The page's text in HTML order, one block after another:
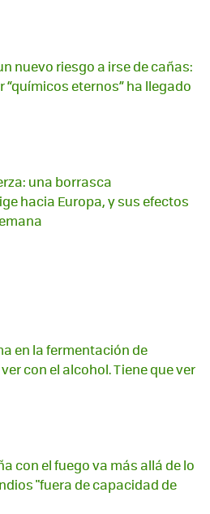
nuevo riesgo a irse de cañas:
eternos” ha llegado
una borrasca
hacia Europa, y sus efectos
en la fermentación de
con el alcohol. Tiene que ver
con el fuego va más allá de lo
"fuera de capacidad de